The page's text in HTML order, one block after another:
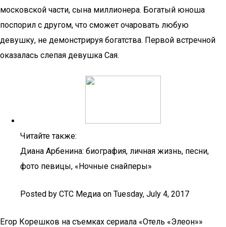
московской части, сына миллионера. Богатый юноша
поспорил с другом, что сможет очаровать любую
девушку, не демонстрируя богатства. Первой встречной
оказалась слепая девушка Сая.
Читайте также:
Диана Арбенина: биография, личная жизнь, песни,
фото певицы, «Ночные снайперы»
Posted by СТС Медиа on Tuesday, July 4, 2017
Егор Корешков на съемках сериала «Отель «Элеон»»